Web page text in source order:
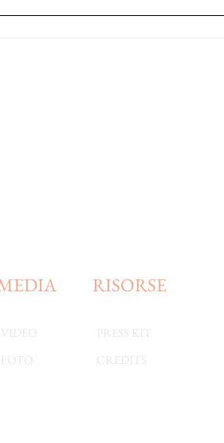
RISORSE
VIDEO
FOTO
PRESS KIT
CREDITS